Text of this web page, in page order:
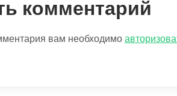
комментарий
вам необходимо